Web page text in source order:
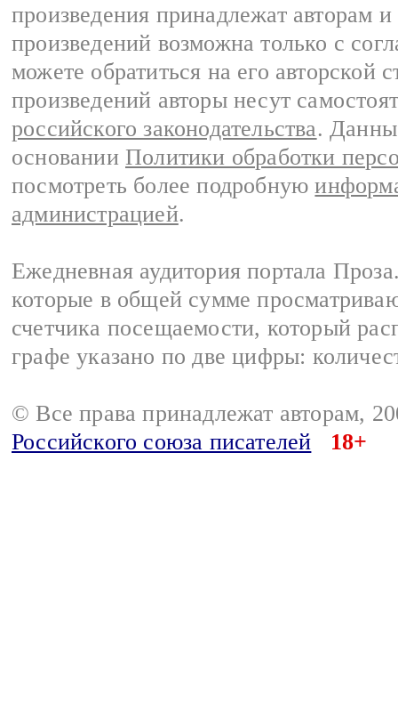
произведения принадлежат авторам
произведений возможна только с
можете обратиться на его авторской
произведений авторы несут
российского законодательства.
основании Политики обработки
посмотреть более подробную
администрацией.
Ежедневная аудитория портала
которые в общей сумме
счетчика посещаемости, который
графе указано по две цифры:
© Все права принадлежат авторам,
Российского союза писателей
18+